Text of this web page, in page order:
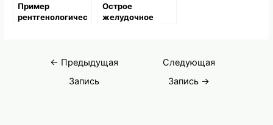
Пример
рентгенологичес
лечения
Острое
желудочное
и
болезни, часть 1
Навигация
← Предыдущая
Запись
Следующая
Запись →